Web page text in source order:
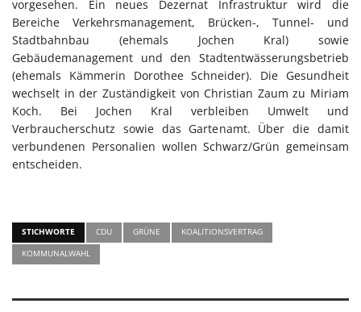
vorgesehen. Ein neues Dezernat Infrastruktur wird die
Bereiche Verkehrsmanagement, Brücken-, Tunnel- und
Stadtbahnbau (ehemals Jochen Kral) sowie
Gebäudemanagement und den Stadtentwässerungsbetrieb
(ehemals Kämmerin Dorothee Schneider). Die Gesundheit
wechselt in der Zuständigkeit von Christian Zaum zu Miriam
Koch. Bei Jochen Kral verbleiben Umwelt und
Verbraucherschutz sowie das Gartenamt. Über die damit
verbundenen Personalien wollen Schwarz/Grün gemeinsam
entscheiden.
STICHWORTE CDU GRÜNE
KOALITIONSVERTRAG
KOMMUNALWAHL